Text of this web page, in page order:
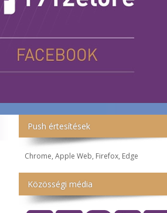
Push értesítések
Chrome, Apple Web, Firefox, Edge
Közösségi média